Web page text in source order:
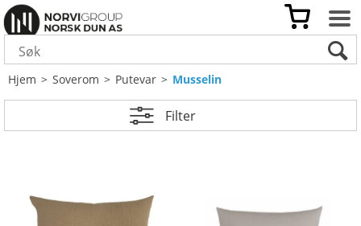
Hjem>Soverom>Putevar>Musselin
Filter